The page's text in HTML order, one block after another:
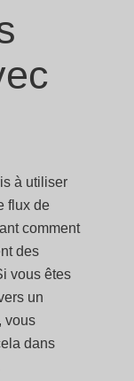
à utiliser
flux de
comment
des
vous êtes
un
vous
dans